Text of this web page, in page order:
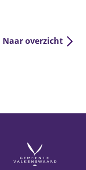
Naar overzicht